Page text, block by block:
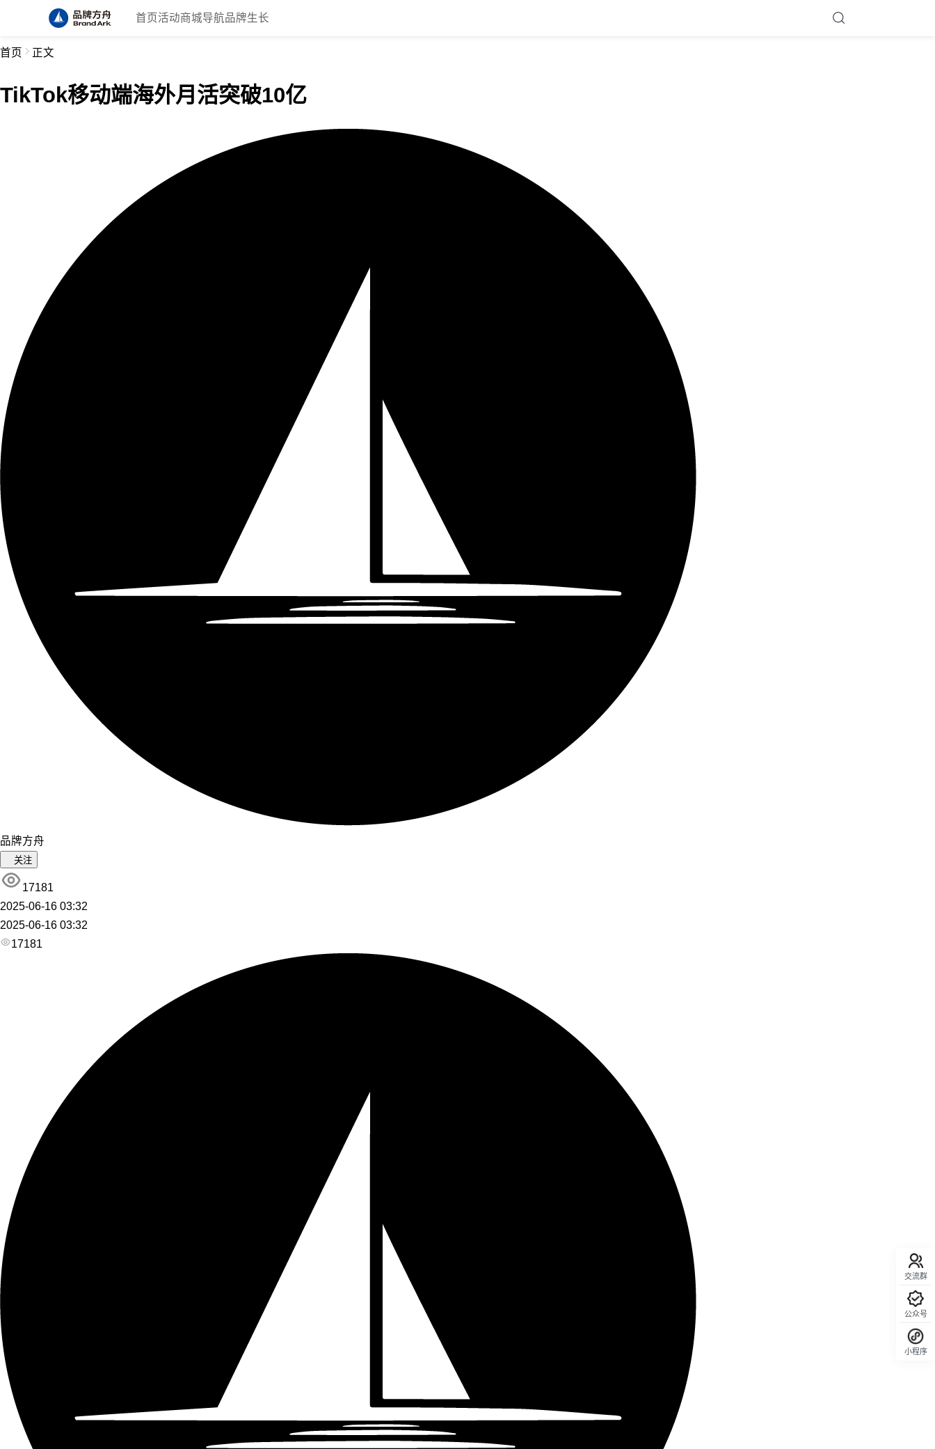
首页 活动商城导航品牌生长
首页 正文
TikTok移动端海外月活突破10亿
品牌方舟
关注
17181
2025-06-16 03:32
2025-06-16 03:32
17181
交流群
公众号
小程序